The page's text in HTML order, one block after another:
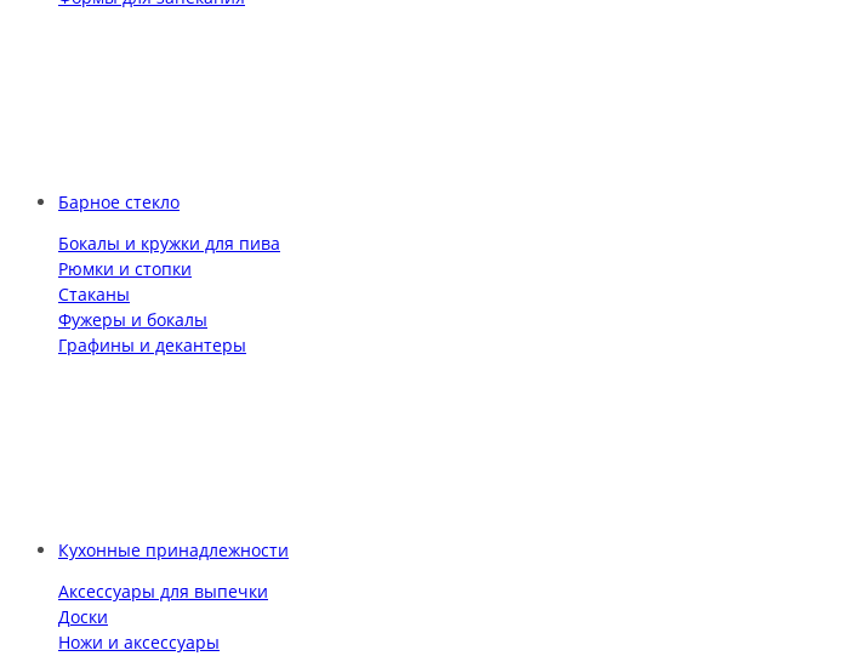
Барное стекло
Бокалы и кружки для пива
Рюмки и стопки
Стаканы
Фужеры и бокалы
Графины и декантеры
Кухонные принадлежности
Аксессуары для выпечки
Доски
Ножи и аксессуары